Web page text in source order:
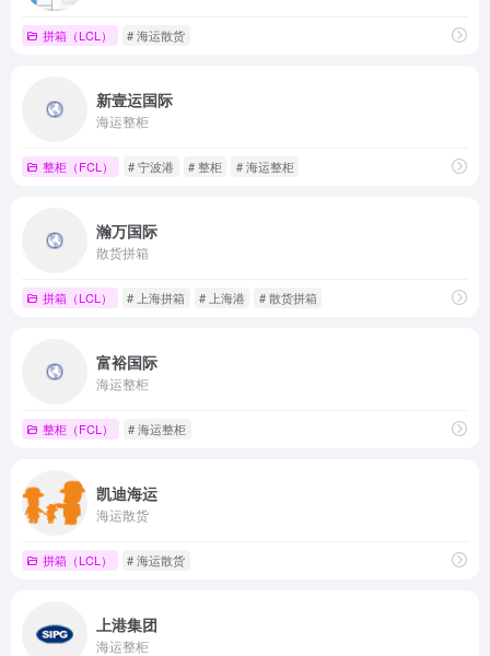
拼箱（LCL） # 海运散货
新壹运国际
海运整柜
整柜（FCL） # 宁波港 # 整柜 # 海运整柜
瀚万国际
散货拼箱
拼箱（LCL） # 上海拼箱 # 上海港 # 散货拼箱
富裕国际
海运整柜
整柜（FCL） # 海运整柜
凯迪海运
海运散货
拼箱（LCL） # 海运散货
上港集团
海运整柜